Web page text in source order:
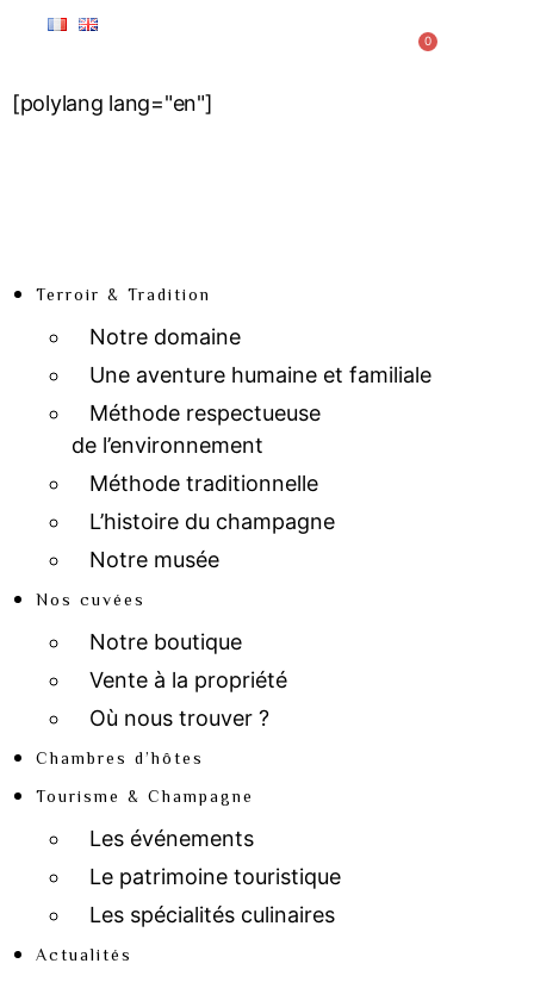
[polylang lang="en"]
0
Terroir & Tradition
Notre domaine
Une aventure humaine et familiale
Méthode respectueuse
de l’environnement
Méthode traditionnelle
L’histoire du champagne
Notre musée
Nos cuvées
Notre boutique
Vente à la propriété
Où nous trouver ?
Chambres d’hôtes
Tourisme & Champagne
Les événements
Le patrimoine touristique
Les spécialités culinaires
Actualités